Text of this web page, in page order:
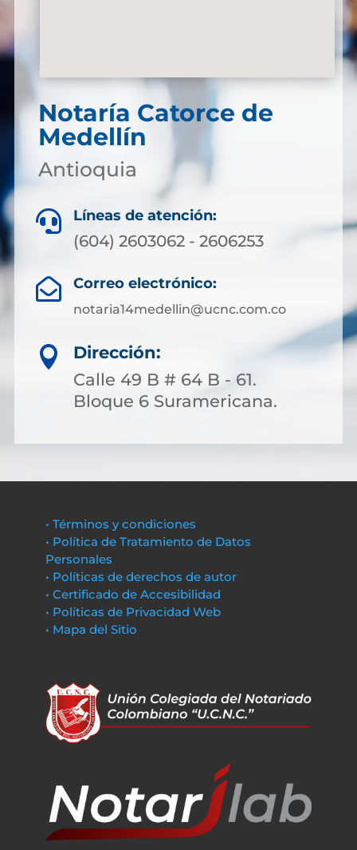
Notaría Catorce de
Medellín
Antioquia
 Líneas de atención:
(604) 2603062 - 2606253
 Correo electrónico:
notaria14medellin@ucnc.com.co

Dirección:
Calle 49 B # 64 B - 61.
Bloque 6 Suramericana.
• Términos y condiciones
• Política de Tratamiento de Datos
Personales
• Políticas de derechos de autor
• Certificado de Accesibilidad
• Políticas de Privacidad Web
• Mapa del Sitio